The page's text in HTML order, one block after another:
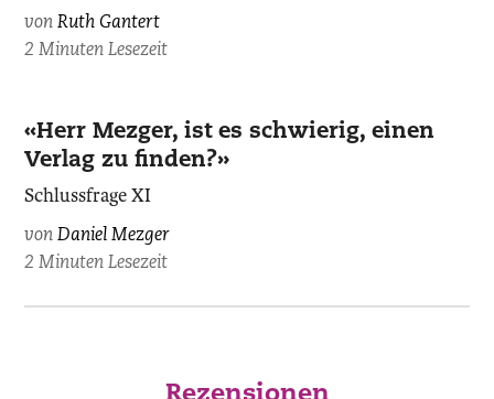
vonRuth Gantert
2 Minuten Lesezeit
«Herr Mezger, ist es schwierig, einen
Verlag zu finden?»
Schlussfrage XI
vonDaniel Mezger
2 Minuten Lesezeit